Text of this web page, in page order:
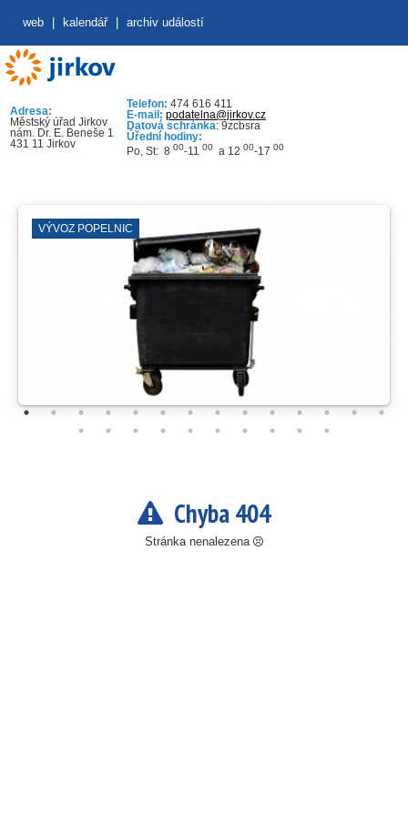
web kalendář archiv událostí
Adresa:
Městský úřad Jirkov
nám. Dr. E. Beneše 1
431 11 Jirkov
Telefon: 474 616 411
E-mail: podatelna@jirkov.cz
Datová schránka: 9zcbsra
Úřední hodiny:
Po, St: 8 00-11 00 a 12 00-17 00
VÝVOZ POPELNIC
Chyba 404
Stránka nenalezena